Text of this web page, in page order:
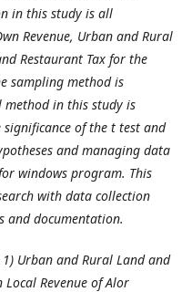
in this study is all
Revenue, Urban and Rural
Restaurant Tax for the
sampling method is
method in this study is
of the t test and
and managing data
windows program. This
with data collection
and documentation.
Urban and Rural Land and
Revenue of Alor